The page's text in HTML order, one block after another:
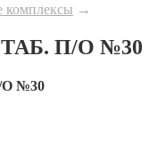
комплексы →
П/О №30
№30